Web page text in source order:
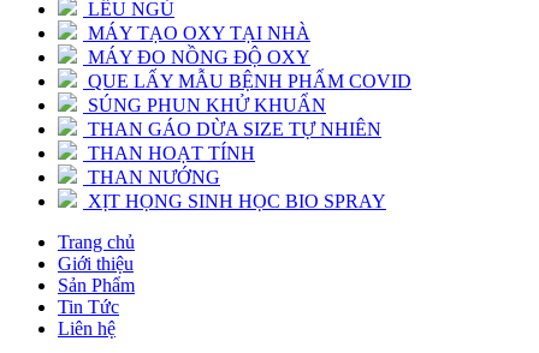
LỀU NGỦ
MÁY TẠO OXY TẠI NHÀ
MÁY ĐO NỒNG ĐỘ OXY
QUE LẤY MẪU BỆNH PHẨM COVID
SÚNG PHUN KHỬ KHUẨN
THAN GÁO DỪA SIZE TỰ NHIÊN
THAN HOẠT TÍNH
THAN NƯỚNG
XỊT HỌNG SINH HỌC BIO SPRAY
Trang chủ
Giới thiệu
Sản Phẩm
Tin Tức
Liên hệ